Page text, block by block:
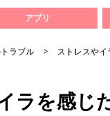
アプリ
ラブル ストレスや
ラを感じ